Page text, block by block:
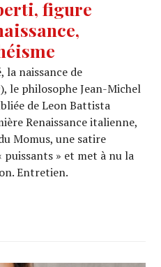
figure
la naissance de
le philosophe Jean-Michel
de Leon Battista
Renaissance italienne,
Momus, une satire
» et met à nu la
Entretien.
Alberti, figure oubliée